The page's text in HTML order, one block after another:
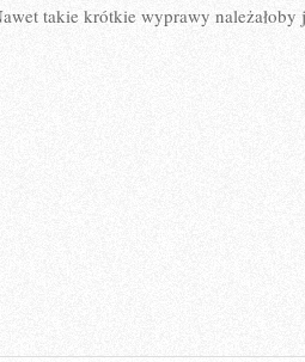
takie krótkie wyprawy należałoby